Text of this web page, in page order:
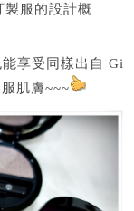
服的設計概
享受同樣出自 Gi
肌膚~~~